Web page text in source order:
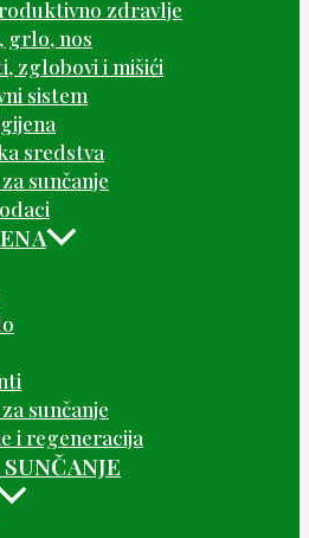
zdravlje
grlo, nos
zglobovi i mišići
sistem
sredstva
sunčanje
sunčanje
i regeneracija